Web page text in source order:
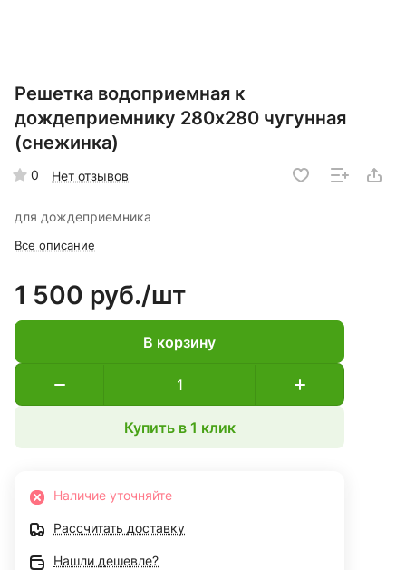
Решетка водоприемная к
дождеприемнику 280х280 чугунная
(снежинка)
0 Нет отзывов
для дождеприемника
Все описание
1 500 руб./шт
В корзину
Купить в 1 клик
Наличие уточняйте
Рассчитать доставку
Нашли дешевле?